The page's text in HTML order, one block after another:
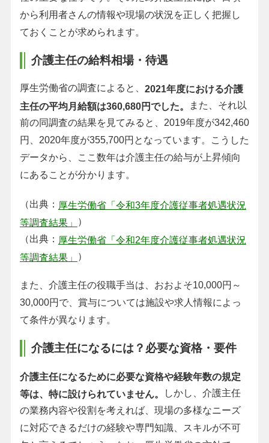
から利用者さんの情報や現場の状況を正しく把握し
ておくことが求められます。
介護主任の給料相場・待遇
厚生労働省の調査によると、 2021年度における介護
主任の平均月給額は360,680円でした。
また、それ以
前の同調査の結果を見てみると、2019年度が342,460
円、2020年度が355,700円となっています。こうした
データから、ここ数年は介護主任の給与が上昇傾向
にあることが分かります。
（出典： 厚生労働省「令和3年度介護従事者処遇状況
等調査結果」
）
（出典： 厚生労働省「令和2年度介護従事者処遇状況
等調査結果」
）
また、介護主任の役職手当は、おおよそ10,000円～
30,000円で、賞与については施設や求人情報によっ
て条件が異なります。
介護主任になるには？必要な資格・要件
介護主任になるために必要な資格や経験年数の規定
等は、特に設けられていません。
しかし、介護主任
の業務内容や役割を考えれば、現場の多様なニーズ
に対応できるだけの経験や専門知識、スキルが不可